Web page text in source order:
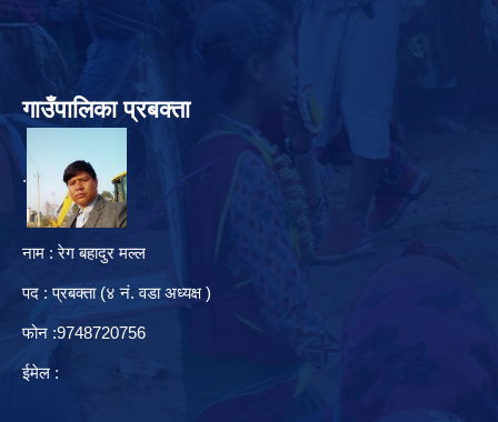
गाउँपालिका प्रबक्ता
.
नाम : रेग बहादुर मल्ल
पद : प्रबक्ता (४ नं. वडा अध्यक्ष )
फोन :9748720756
ईमेल :